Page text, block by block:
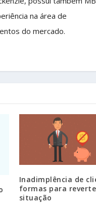
na área de
do mercado.
Inadimplência de
formas para
situação